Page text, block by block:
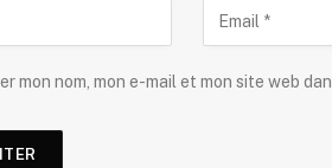
mon nom, mon e-mail et mon site web